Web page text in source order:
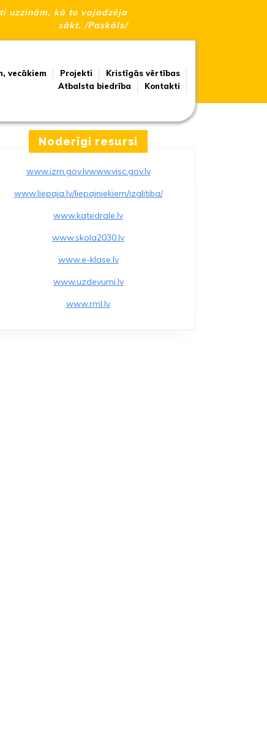
uzzinām, kā to vajadzēja
sākt. /Paskāls/
vecākiem Projekti
Kristīgās vērtības
Atbalsta biedrība
Kontakti
Noderīgi resursi
www.izm.gov.lvwww.visc.gov.lv
www.liepaja.lv/liepajniekiem/izglitiba/
www.katedrale.lv
www.skola2030.lv
www.e-klase.lv
www.uzdevumi.lv
www.rml.lv